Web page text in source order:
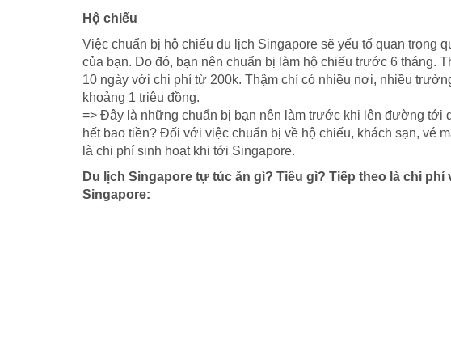
Hộ chiếu
Việc chuẩn bị hộ chiếu du lịch Singapore sẽ yếu tố quan trọng
của bạn. Do đó, bạn nên chuẩn bị làm hộ chiếu trước 6 tháng.
10 ngày với chi phí từ 200k. Thậm chí có nhiều nơi, nhiều
khoảng 1 triệu đồng.
=> Đây là những chuẩn bị bạn nên làm trước khi lên đường tới
hết bao tiền? Đối với việc chuẩn bị về hộ chiếu, khách sạn, vé
là chi phí sinh hoạt khi tới Singapore.
Du lịch Singapore tự túc ăn gì? Tiêu gì? Tiếp theo là chi phí
Singapore: